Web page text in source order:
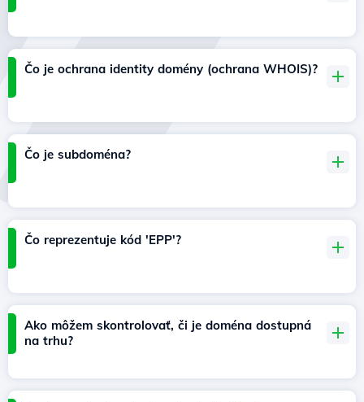
Čo je ochrana identity domény (ochrana WHOIS)?
Čo je subdoména?
Čo reprezentuje kód 'EPP'?
Ako môžem skontrolovať, či je doména dostupná
na trhu?